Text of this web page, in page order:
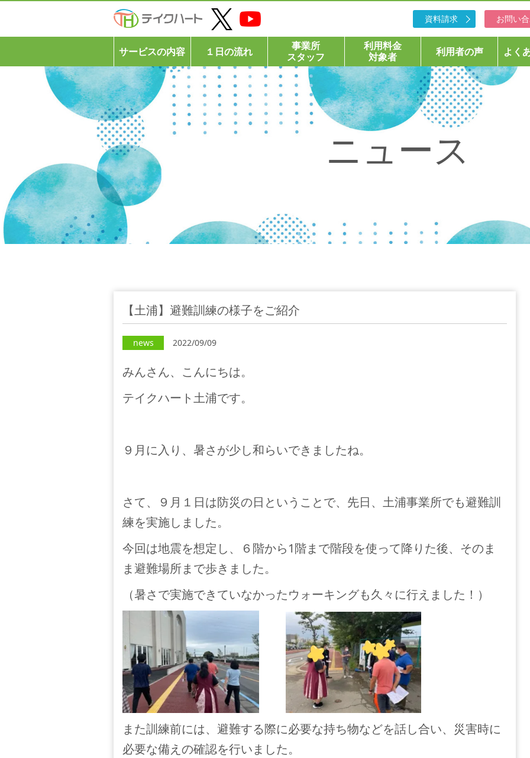
資料請求 お問い
サービスの内容 １日の流れ
事業所
スタッフ
利用料金
対象者
利用者の声 よく
ニュース
【土浦】避難訓練の様子をご紹介
news 2022/09/09
みんさん、こんにちは。
テイクハート土浦です。
９月に入り、暑さが少し和らいできましたね。
さて、９月１日は防災の日ということで、先日、土浦事業所でも避難訓
練を実施しました。
今回は地震を想定し、６階から1階まで階段を使って降りた後、そのま
ま避難場所まで歩きました。
（暑さで実施できていなかったウォーキングも久々に行えました！）
また訓練前には、避難する際に必要な持ち物などを話し合い、災害時に
必要な備えの確認を行いました。